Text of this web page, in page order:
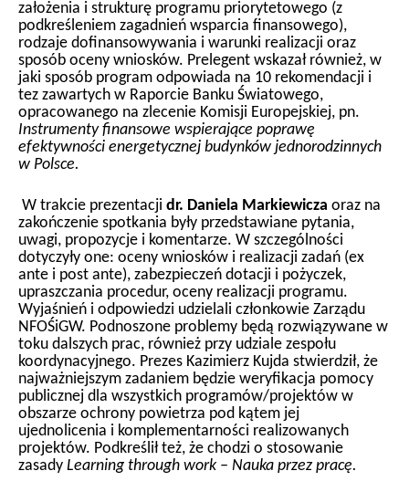
założenia i strukturę programu priorytetowego (z
podkreśleniem zagadnień wsparcia finansowego),
rodzaje dofinansowywania i warunki realizacji oraz
sposób oceny wniosków. Prelegent wskazał również, w
jaki sposób program odpowiada na 10 rekomendacji i
tez zawartych w Raporcie Banku Światowego,
opracowanego na zlecenie Komisji Europejskiej, pn.
Instrumenty finansowe wspierające poprawę
efektywności energetycznej budynków jednorodzinnych
w Polsce.
W trakcie prezentacji dr. Daniela Markiewicza oraz na
zakończenie spotkania były przedstawiane pytania,
uwagi, propozycje i komentarze. W szczególności
dotyczyły one: oceny wniosków i realizacji zadań (ex
ante i post ante), zabezpieczeń dotacji i pożyczek,
upraszczania procedur, oceny realizacji programu.
Wyjaśnień i odpowiedzi udzielali członkowie Zarządu
NFOŚiGW. Podnoszone problemy będą rozwiązywane w
toku dalszych prac, również przy udziale zespołu
koordynacyjnego. Prezes Kazimierz Kujda stwierdził, że
najważniejszym zadaniem będzie weryfikacja pomocy
publicznej dla wszystkich programów/projektów w
obszarze ochrony powietrza pod kątem jej
ujednolicenia i komplementarności realizowanych
projektów. Podkreślił też, że chodzi o stosowanie
zasady Learning through work – Nauka przez pracę.